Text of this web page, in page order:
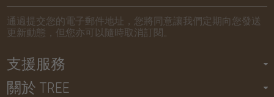
通過提交您的電子郵件地址，您將同意讓我們定期向您發送
更新動態，但您亦可以隨時取消訂閱。
支援服務
關於 TREE